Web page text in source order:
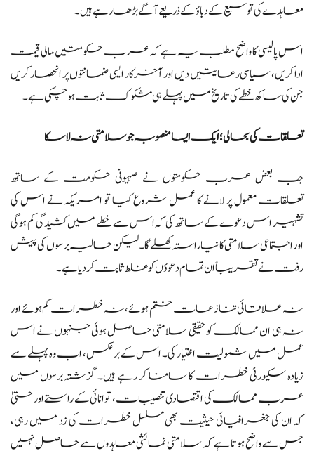
معاہدے کی توسیع کے دباؤ کے ذریعے آگے بڑھا رہے ہیں۔
اس پالیسی کا واضح مطلب یہ ہے کہ عرب حکومتیں مالی قیمت
ادا کریں، سیاسی رعایتیں دیں اور آخرکار ایسی ضمانتوں پر انحصار کریں
جن کی ساکھ خطے کی تاریخ میں پہلے ہی مشکوک ثابت ہو چکی ہے۔
تعلقات کی بحالی؛ ایک ایسا منصوبہ جو سلامتی نہ لا سکا
جب بعض عرب حکومتوں نے صہیونی حکومت کے ساتھ
تعلقات معمول پر لانے کا عمل شروع کیا تو امریکہ نے اس کی
تشہیر اس دعوے کے ساتھ کی کہ اس سے خطے میں کشیدگی کم ہوگی
اور اجتماعی سلامتی کا نیا راستہ کھلے گا۔ لیکن حالیہ برسوں کی پیش
رفت نے تقریباً ان تمام دعوؤں کو غلط ثابت کر دیا ہے۔
نہ علاقائی تنازعات ختم ہوئے، نہ خطرات کم ہوئے اور
نہ ہی ان ممالک کو حقیقی سلامتی حاصل ہوئی جنہوں نے اس
عمل میں شمولیت اختیار کی۔ اس کے برعکس، اب وہ پہلے سے
زیادہ سکیورٹی خطرات کا سامنا کر رہے ہیں۔ گزشتہ برسوں میں
عرب ممالک کی اقتصادی تنصیبات، توانائی کے راستے اور حتیٰ
کہ ان کی جغرافیائی حیثیت بھی مسلسل خطرات کی زد میں رہی،
جس سے واضح ہوتا ہے کہ سلامتی نمائشی معاہدوں سے حاصل نہیں